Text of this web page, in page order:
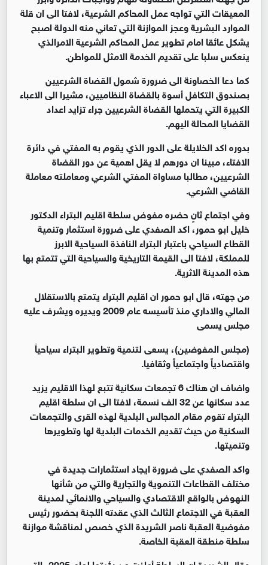
المعيقات التي تواجه عمل المحاكم الشرعية، لافتا الى ان قلة
الموارد البشرية وعجز الموازنة التي تعاني منه الدولة اصبح
يشكل عائقا امام تطوير عمل المحاكم الشرعية الامرالذي
ينعكس سلبا على تقديم الخدمة الامثل للمواطن.
كما دعا الخصاونة الى ضرورة شمول القضاة الشرعيين
بصندوق التكافل أسوة بالقضاة النظاميين، مشيرا الى الاعباء
الكبيرة التي يتحملها القضاة الشرعيين جراء تزايد اعداد
القضايا المحالة اليهم.
بدوره اكد الخلايلة على الدور الذي يقوم به المفتي في دائرة
الافتاء، مبينا ان دورهم لا يقل اهمية عن دور القضاة
الشرعيين، مطالبا مساواة المفتي الشرعي ومعاملته معاملة
القاضي الشرعي.
وفي اجتماع ثانٍ حضره مفوض سلطة اقليم البتراء الدكتور
خليل ابو حمور، اكد الصفدي على ضرورة استثمار وتنمية
القطاع السياحي باعتبار البتراء النافذة السياحية الابرز
للمملكة، لافتا الى القيمة التاريخية والسياحية التي تتمتع بها
هذه المدينة الاثرية.
من جهته، قال ابو حمور ان اقليم البتراء يتمتع بالاستقلال
المالي والاداري منذ تأسيسه عام 2009 ويديره ويشرف عليه
مجلس يسمى
(مجلس المفوضين)، يسعى لتنمية وتطوير البتراء سياحياً
واقتصادياً واجتماعياً وثقافيا.
واضاف ان هناك 6 تجمعات سكانية تتبع لهذا الاقليم يزيد
عدد سكانها عن 32 الف نسمة، لافتا الى ان سلطة اقليم
البتراء تقوم مقام المجالس البلدية لهذه القرى والتجمعات
السكنية من حيث تقديم الخدمات البلدية لها وتطويرها
وتنميتها.
واكد الصفدي على ضرورة ايجاد استثمارات جديدة في
مختلف القطاعات التنموية والتجارية والتي من شأنها
النهوض بالواقع الاقتصادي والسياحي والانمائي لمدينة
العقبة في الاجتماع الثالث الذي عقدته اللجنة بحضور رئيس
مفوضية العقبة ناصر الشريدة الذي خصص لمناقشة موازنة
سلطة منطقة العقبة الخاصة.